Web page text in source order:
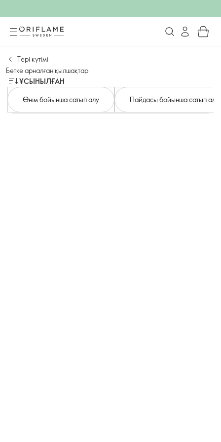
Тері күтімі
Бетке арналған қылшақтар
ҰСЫНЫЛҒАН
Өнім бойынша сатып алу
Пайдасы бойынша сатып